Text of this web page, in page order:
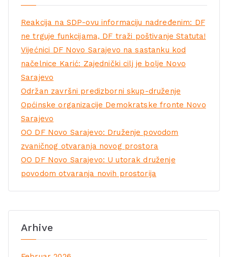
Reakcija na SDP-ovu informaciju nadređenim: DF
ne trguje funkcijama, DF traži poštivanje Statuta!
Vijećnici DF Novo Sarajevo na sastanku kod
načelnice Karić: Zajednički cilj je bolje Novo
Sarajevo
Održan završni predizborni skup-druženje
Općinske organizacije Demokratske fronte Novo
Sarajevo
OO DF Novo Sarajevo: Druženje povodom
zvaničnog otvaranja novog prostora
OO DF Novo Sarajevo: U utorak druženje
povodom otvaranja novih prostorija
Arhive